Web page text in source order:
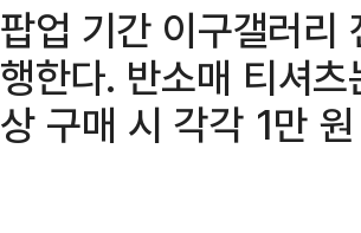
팝업 기간 이구갤러리
행한다. 반소매 티셔
상 구매 시 각각 1만